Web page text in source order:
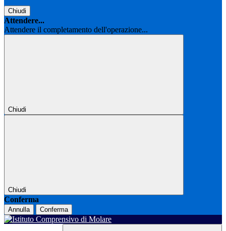
Chiudi
Attendere...
Attendere il completamento dell'operazione...
Chiudi
Chiudi
Conferma
Annulla Conferma